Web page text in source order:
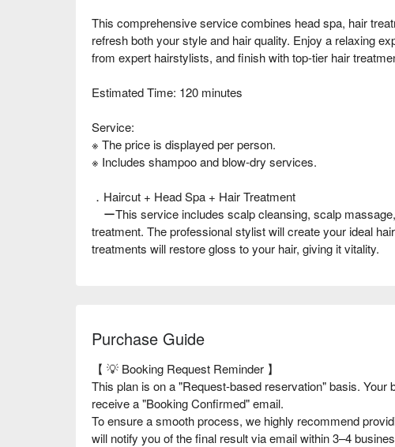
This comprehensive service combines head spa, hair
refresh both your style and hair quality. Enjoy a relaxing
from expert hairstylists, and finish with top-tier hair
Estimated Time: 120 minutes
Service:
※ The price is displayed per person.
※ Includes shampoo and blow-dry services.
．Haircut + Head Spa + Hair Treatment
ーThis service includes scalp cleansing, scalp
treatment. The professional stylist will create your ideal
treatments will restore gloss to your hair, giving it vitality.
Purchase Guide
【 💡 Booking Request Reminder 】
This plan is on a "Request-based reservation" basis.
receive a "Booking Confirmed" email.
To ensure a smooth process, we highly recommend
will notify you of the final result via email within 3–4